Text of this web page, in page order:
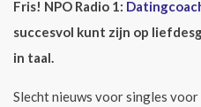
Fris! NPO Radio 1:
succesvol kunt zijn op
in taal.
Slecht nieuws voor singles